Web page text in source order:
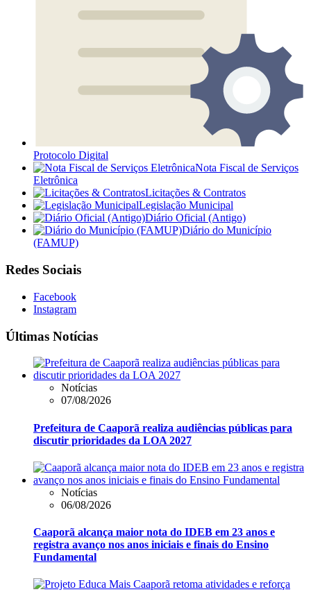
Protocolo Digital
Nota Fiscal de Serviços
Eletrônica
Licitações & Contratos
Legislação Municipal
Diário Oficial (Antigo)
Diário do Município
(FAMUP)
Redes Sociais
Facebook
Instagram
Últimas Notícias
Notícias
07/08/2026
Prefeitura de Caaporã realiza audiências públicas para
discutir prioridades da LOA 2027
Notícias
06/08/2026
Caaporã alcança maior nota do IDEB em 23 anos e
registra avanço nos anos iniciais e finais do Ensino
Fundamental